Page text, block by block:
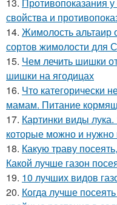
свойства и
14. Жимолость альтаир
сортов жимолости для
15. Чем лечить шишки
шишки на ягодицах
16. Что категорически
мамам. Питание
17. Картинки виды
которые можно и
18. Какую траву
Какой лучше газон
19. 10 лучших видов
20. Когда лучше